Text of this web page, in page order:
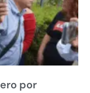
por